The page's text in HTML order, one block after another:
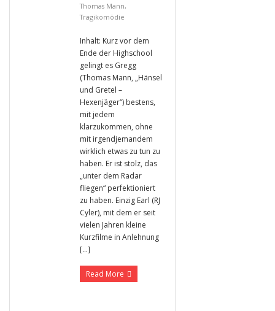
Thomas Mann,
Tragikomödie
Inhalt: Kurz vor dem
Ende der Highschool
gelingt es Gregg
(Thomas Mann, „Hänsel
und Gretel –
Hexenjäger“) bestens,
mit jedem
klarzukommen, ohne
mit irgendjemandem
wirklich etwas zu tun zu
haben. Er ist stolz, das
„unter dem Radar
fliegen“ perfektioniert
zu haben. Einzig Earl (RJ
Cyler), mit dem er seit
vielen Jahren kleine
Kurzfilme in Anlehnung
[…]
Read More